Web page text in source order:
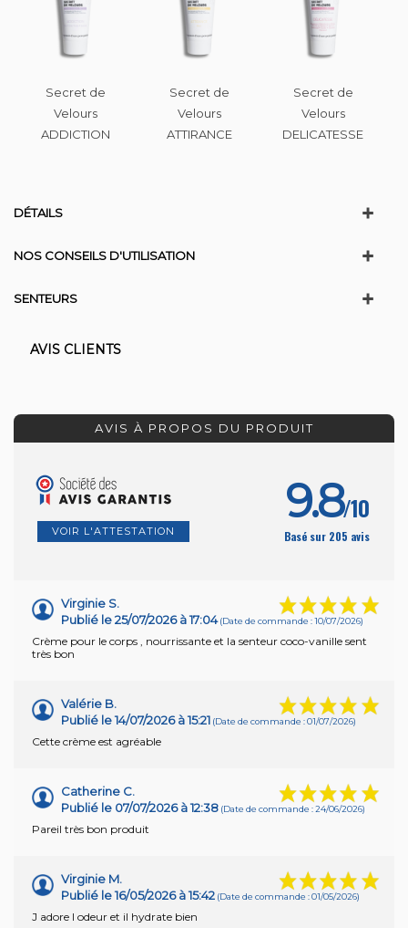
Secret de
Velours
ADDICTION
Secret de
Velours
ATTIRANCE
Secret de
Velours
DELICATESSE
DÉTAILS
NOS CONSEILS D'UTILISATION
SENTEURS
AVIS CLIENTS
AVIS À PROPOS DU PRODUIT
VOIR L'ATTESTATION
9.8/10
Basé sur 205 avis
Virginie S.
Publié le 25/07/2026 à 17:04(Date de commande : 10/07/2026)
Crème pour le corps , nourrissante et la senteur coco-vanille sent
très bon
Valérie B.
Publié le 14/07/2026 à 15:21 (Date de commande : 01/07/2026)
Cette crème est agréable
Catherine C.
Publié le 07/07/2026 à 12:38 (Date de commande : 24/06/2026)
Pareil très bon produit
Virginie M.
Publié le 16/05/2026 à 15:42 (Date de commande : 01/05/2026)
J adore l odeur et il hydrate bien